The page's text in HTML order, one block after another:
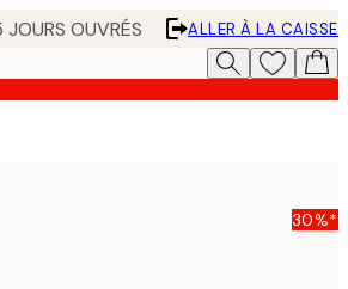
OUVRÉS
ALLER À LA CAISSE
30%*